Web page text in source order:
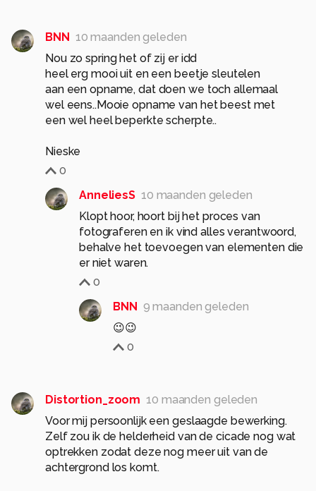
BNN 10 maanden geleden
Nou zo spring het of zij er idd
heel erg mooi uit en een beetje sleutelen
aan een opname, dat doen we toch allemaal
wel eens..Mooie opname van het beest met
een wel heel beperkte scherpte..
Nieske
0
AnneliesS 10 maanden geleden
Klopt hoor, hoort bij het proces van
fotograferen en ik vind alles verantwoord,
behalve het toevoegen van elementen die
er niet waren.
0
BNN 9 maanden geleden
😉😉
0
Distortion_zoom 10 maanden geleden
Voor mij persoonlijk een geslaagde bewerking.
Zelf zou ik de helderheid van de cicade nog wat
optrekken zodat deze nog meer uit van de
achtergrond los komt.